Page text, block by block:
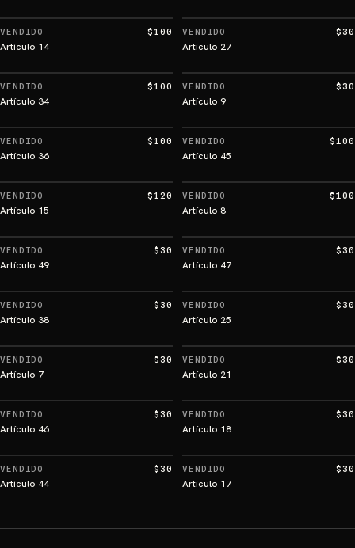
VENDIDO $100
Artículo 14
VENDIDO $30
Artículo 27
VENDIDO $100
Artículo 34
VENDIDO $30
Artículo 9
VENDIDO $100
Artículo 36
VENDIDO $100
Artículo 45
VENDIDO $120
Artículo 15
VENDIDO $100
Artículo 8
VENDIDO $30
Artículo 49
VENDIDO $30
Artículo 47
VENDIDO $30
Artículo 38
VENDIDO $30
Artículo 25
VENDIDO $30
Artículo 7
VENDIDO $30
Artículo 21
VENDIDO $30
Artículo 46
VENDIDO $30
Artículo 18
VENDIDO $30
Artículo 44
VENDIDO $30
Artículo 17